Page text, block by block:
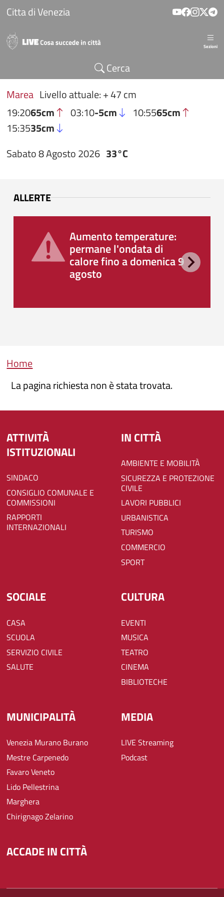
Salta al contenuto principale
Citta di Venezia
Sezioni
Cerca
Marea Livello attuale: + 47 cm
19:2065cm 03:10-5cm 10:5565cm
15:3535cm
Sabato 8 Agosto 2026 33°C
ALLERTE
Aumento temperature:
permane l'ondata di
calore fino a domenica 9
agosto
Briciole di pane
Home
La pagina richiesta non è stata trovata.
ATTIVITÀ
ISTITUZIONALI
SINDACO
CONSIGLIO COMUNALE E
COMMISSIONI
RAPPORTI
INTERNAZIONALI
IN CITTÀ
AMBIENTE E MOBILITÀ
SICUREZZA E PROTEZIONE
CIVILE
LAVORI PUBBLICI
URBANISTICA
TURISMO
COMMERCIO
SPORT
SOCIALE
CASA
SCUOLA
SERVIZIO CIVILE
SALUTE
CULTURA
EVENTI
MUSICA
TEATRO
CINEMA
BIBLIOTECHE
MUNICIPALITÀ
Venezia Murano Burano
Mestre Carpenedo
Favaro Veneto
Lido Pellestrina
Marghera
Chirignago Zelarino
MEDIA
LIVE Streaming
Podcast
ACCADE IN CITTÀ